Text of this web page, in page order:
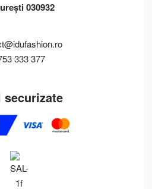
030932
333 377
securizate